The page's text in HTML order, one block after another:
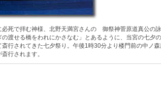
必死で拝む神様、北野天満宮さんの 御祭神菅原道真公の
渡せる橋をわれにかさなむ」とあるように、当宮の七夕
行されてきた七夕祭り。午後1時30分より楼門前の中ノ
行されます。